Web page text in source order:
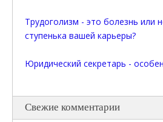
Трудоголизм - это болезнь или
ступенька вашей карьеры?
Юридический секретарь -
Свежие комментарии